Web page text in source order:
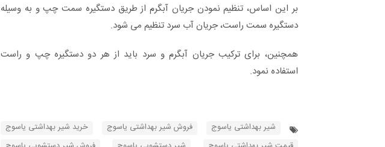
بر این اساس، تنظیم نمودن جریان آبگرم از طریق دستگیره سمت چپ و به وسیله
دستگیره سمت راست، جریان آب سرد تنظیم می شود.
همچنین، برای ترکیب جریان آبگرم و سرد باید از هر دو دستگیره چپ و راست
استفاده نمود.
شیر بهداشتی یاسوج فروش شیر بهداشتی یاسوج
خرید شیر بهداشتی یاسوج